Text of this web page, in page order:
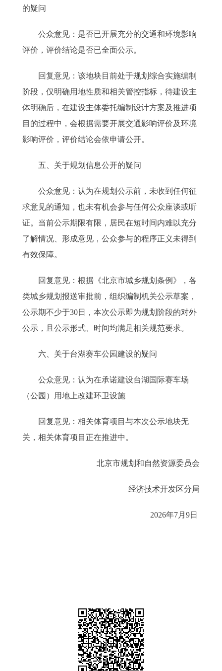
的疑问
公众意见：是否已开展充分的交通和环境影响
评价，评价结论是否已全面公示。
回复意见：该地块目前处于规划综合实施编制
阶段，仅明确用地性质和相关管控指标，待建设主
体明确后，在建设主体委托编制设计方案及推进项
目的过程中，会根据需要开展交通影响评价及环境
影响评价，评价结论会依申请公开。
五、关于规划信息公开的疑问
公众意见：认为在规划公示前，未收到任何征
求意见的通知，也未有机会参与任何公众座谈或听
证。当前公示期限有限，居民在短时间内难以充分
了解情况、形成意见，公众参与的程序正义未得到
有效保障。
回复意见：根据《北京市城乡规划条例》，各
类城乡规划报送审批前，组织编制机关公示草案，
公示期不少于30日，本次公示即为规划阶段的对外
公示，且公示形式、时间均满足相关规范要求。
六、关于台湖赛车公园建设的疑问
公众意见：认为在承诺建设台湖国际赛车场
（公园）用地上改建环卫设施
回复意见：相关体育项目与本次公示地块无
关，相关体育项目正在推进中。
北京市规划和自然资源委员会
经济技术开发区分局
2026年7月9日